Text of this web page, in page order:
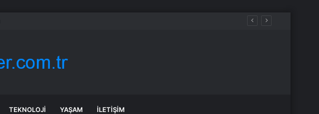
TEKNOLOJI YAŞAM İLETIŞIM